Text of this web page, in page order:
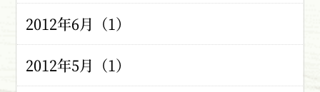
2012年6月（1）
2012年5月（1）